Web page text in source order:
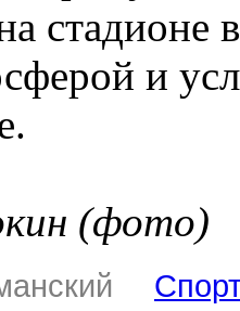
стадионе
и
(фото)